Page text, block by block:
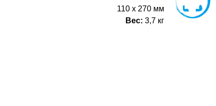
110 х 270 мм
Вес: 3,7 кг